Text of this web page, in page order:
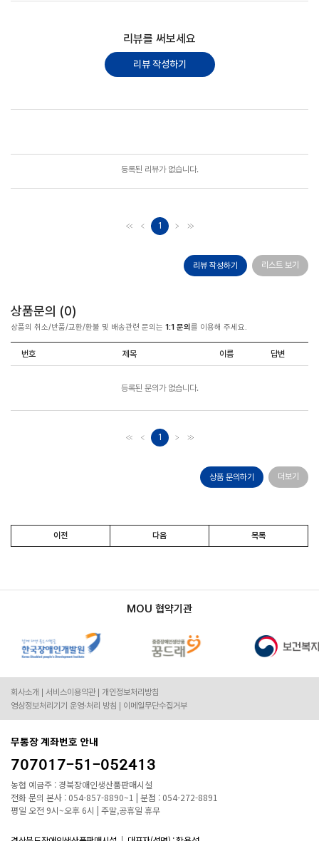
리뷰를 써보세요
리뷰 작성하기
등록된 리뷰가 없습니다.
1
리뷰 작성하기 리스트 보기
상품문의 (0)
상품의 취소/반품/교환/환불 및 배송관련 문의는 1:1 문의를 이용해 주세요.
번호 제목 이름 답변
등록된 문의가 없습니다.
1
상품 문의하기 더보기
이전 다음 목록
MOU 협약기관
회사소개 서비스이용약관
개인정보처리방침
영상정보처리기기 운영·처리 방침
이메일무단수집거부
무통장 계좌번호 안내
707017-51-052413
농협 예금주 : 경북장애인생산품판매시설
전화 문의 본사 : 054-857-8890~1 | 분점 : 054-272-8891
평일 오전 9시~오후 6시 | 주말,공휴일 휴무